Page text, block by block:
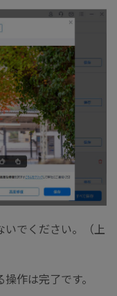
いでください。（上
作は完了です。